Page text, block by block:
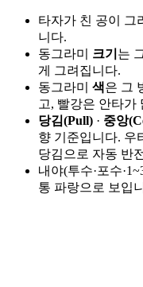
타자가 친 공이 그
니다.
동그라미 크기 는
게 그려집니다.
동그라미 색은 그
고, 빨강은 안타가
당김(Pull) · 중앙
향 기준입니다. 우
당김으로 자동 반
내야(투수·포수
통 파랑으로 보입